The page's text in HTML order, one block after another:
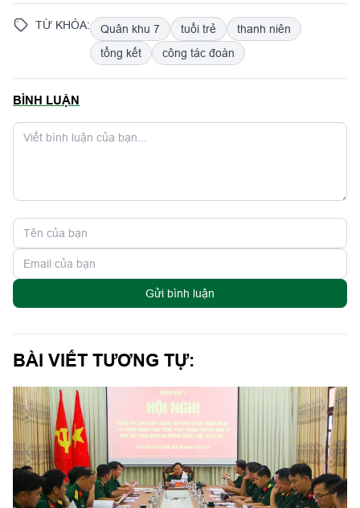
TỪ KHÓA: Quân khu 7 tuổi trẻ
thanh niên
tổng kết
công tác đoàn
BÌNH LUẬN
Gửi bình luận
BÀI VIẾT TƯƠNG TỰ: